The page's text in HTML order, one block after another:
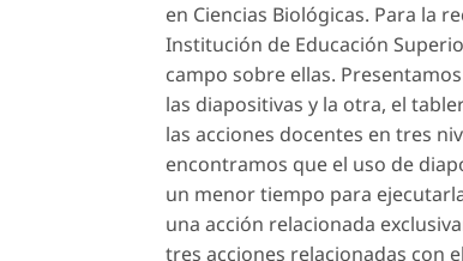
en Ciencias Biológicas. Para la
Institución de Educación
campo sobre ellas.
las diapositivas y la otra, el
las acciones docentes en tres
encontramos que el uso de
un menor tiempo para
una acción relacionada
tres acciones relacionadas con